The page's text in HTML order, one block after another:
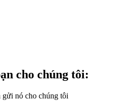
cho chúng tôi:
gửi nó cho chúng tôi